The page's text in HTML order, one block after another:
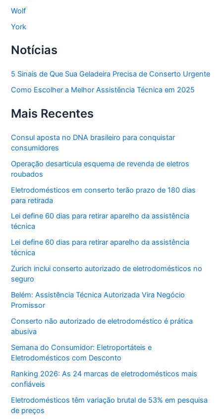
Wolf
York
Notícias
5 Sinais de Que Sua Geladeira Precisa de Conserto Urgente
Como Escolher a Melhor Assistência Técnica em 2025
Mais Recentes
Consul aposta no DNA brasileiro para conquistar
consumidores
Operação desarticula esquema de revenda de eletros
roubados
Eletrodomésticos em conserto terão prazo de 180 dias
para retirada
Lei define 60 dias para retirar aparelho da assistência
técnica
Lei define 60 dias para retirar aparelho da assistência
técnica
Zurich inclui conserto autorizado de eletrodomésticos no
seguro
Belém: Assistência Técnica Autorizada Vira Negócio
Promissor
Conserto não autorizado de eletrodoméstico é prática
abusiva
Semana do Consumidor: Eletroportáteis e
Eletrodomésticos com Desconto
Ranking 2026: As 24 marcas de eletrodomésticos mais
confiáveis
Eletrodomésticos têm variação brutal de 53% em pesquisa
de preços